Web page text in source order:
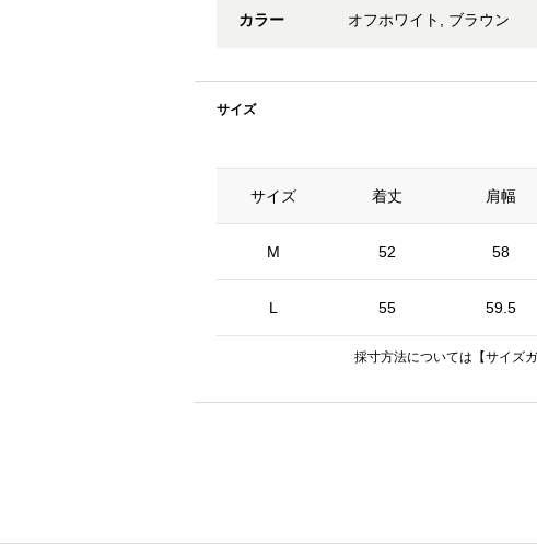
カラー オフホワイト, ブラウン
サイズ
サイズ
M
L
着丈 肩幅
52 58
55 59.5
採寸方法については 【サイズ